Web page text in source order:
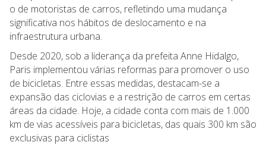
o de motoristas de carros, refletindo uma mudança
significativa nos hábitos de deslocamento e na
infraestrutura urbana.
Desde 2020, sob a liderança da prefeita Anne Hidalgo,
Paris implementou várias reformas para promover o uso
de bicicletas. Entre essas medidas, destacam-se a
expansão das ciclovias e a restrição de carros em certas
áreas da cidade. Hoje, a cidade conta com mais de 1.000
km de vias acessíveis para bicicletas, das quais 300 km são
exclusivas para ciclistas​